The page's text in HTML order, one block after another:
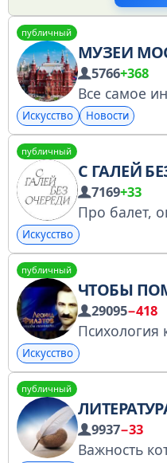
публичный
МУЗЕИ
5766+368
Искусство Новости
публичный
С ГАЛЕЙ
7169+33
Искусство
публичный
ЧТОБЫ
29095−418
Искусство
публичный
9937−33